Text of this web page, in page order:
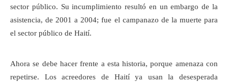
sector público. Su incumplimiento resultó en un embargo de la
asistencia, de 2001 a 2004; fue el campanazo de la muerte para
el sector público de Haití.
Ahora se debe hacer frente a esta historia, porque amenaza con
repetirse. Los acreedores de Haití ya usan la desesperada